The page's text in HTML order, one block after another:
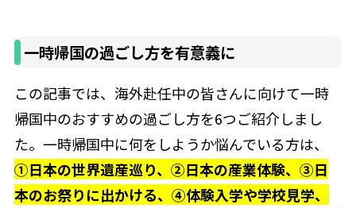
一時帰国の過ごし方を有意義に
この記事では、海外赴任中の皆さんに向けて一時
帰国中のおすすめの過ごし方を6つご紹介しまし
た。一時帰国中に何をしようか悩んでいる方は、
①日本の世界遺産巡り、②日本の産業体験、③日
本のお祭りに出かける、④体験入学や学校見学、